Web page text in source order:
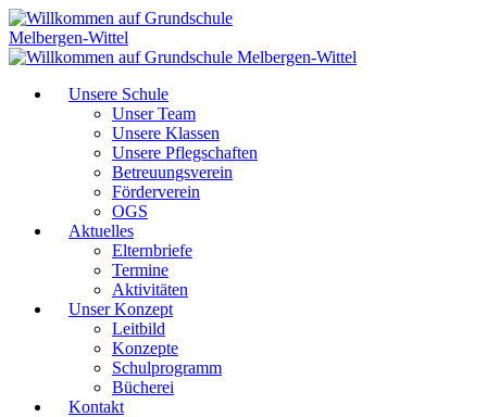
Unsere Schule
Unser Team
Unsere Klassen
Unsere Pflegschaften
Betreuungsverein
Förderverein
OGS
Aktuelles
Elternbriefe
Termine
Aktivitäten
Unser Konzept
Leitbild
Konzepte
Schulprogramm
Bücherei
Kontakt